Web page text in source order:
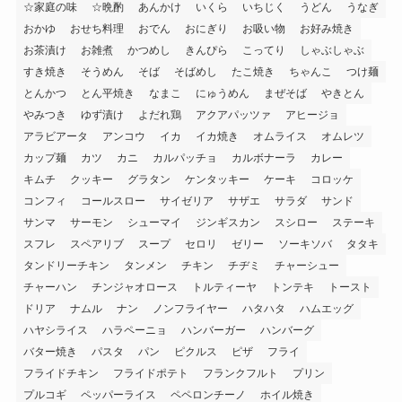
☆家庭の味
☆晩酌 あんかけ いくら いちじく うどん
うなぎ
おかゆ
おせち料理 おでん おにぎり お吸い物
お好み焼き
お茶漬け
お雑煮 かつめし きんぴら こってり
しゃぶしゃぶ
すき焼き
そうめん そば そばめし たこ焼き ちゃんこ
つけ麺
とんかつ
とん平焼き なまこ にゅうめん まぜそば
やきとん
やみつき
ゆず漬け よだれ鶏 アクアパッツァ
アヒージョ
アラビアータ
アンコウ イカ イカ焼き オムライス
オムレツ
カップ麺
カツ カニ カルパッチョ カルボナーラ
カレー
キムチ
クッキー グラタン ケンタッキー ケーキ
コロッケ
コンフィ
コールスロー サイゼリア サザエ サラダ
サンド
サンマ
サーモン シューマイ ジンギスカン スシロー
ステーキ
スフレ
スペアリブ スープ セロリ ゼリー ソーキソバ
タタキ
タンドリーチキン
タンメン チキン チヂミ
チャーシュー
チャーハン
チンジャオロース トルティーヤ トンテキ
トースト
ドリア
ナムル ナン ノンフライヤー ハタハタ
ハムエッグ
ハヤシライス
ハラペーニョ ハンバーガー
ハンバーグ
バター焼き
パスタ パン ピクルス ピザ
フライ
フライドチキン
フライドポテト フランクフルト
プリン
プルコギ
ペッパーライス ペペロンチーノ ホイル焼き